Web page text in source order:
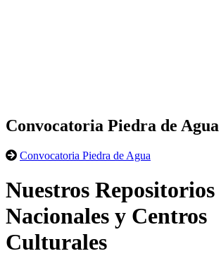
Convocatoria Piedra de Agua
Convocatoria Piedra de Agua
Nuestros Repositorios
Nacionales y Centros
Culturales